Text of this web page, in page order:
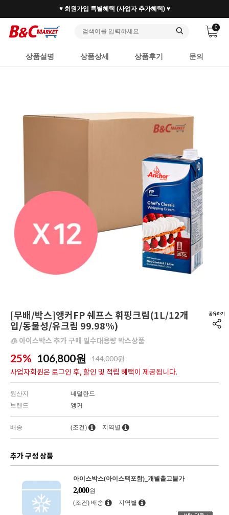
30만 홈베이커 1.2만 사업자가 즐겨찾는 마켓리더
0
상품설명 상품상세 상품후기 문의
[무배/박스]앵커FP 쉐프스 휘핑크림(1L/12개
입/동물성/유크림 99.98%)
🧊 아이스박스 추가 구매 필수대용량 박스상품
25% 106,800원 144,000원
사업자회원은 로그인 후, 할인 및 적립 혜택이 제공됩니다.
원산지
네덜란드
브랜드
앵커
배송 (조건) 지역별
추가 구성 상품
아이스박스(아이스팩포함)_개별출고불가
2,000원
(조건) 배송
지역별